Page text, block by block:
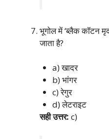
भूगोल में ‘ब्लैक कॉटन
जाता है?
a) खादर
b) भांगर
c) रेगुर
d) लेटराइट
सही उत्तर: c)